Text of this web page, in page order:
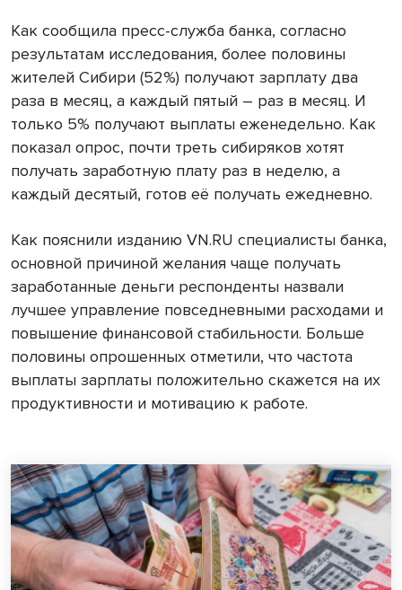
Как сообщила пресс-служба банка, согласно
результатам исследования, более половины
жителей Сибири (52%) получают зарплату два
раза в месяц, а каждый пятый – раз в месяц. И
только 5% получают выплаты еженедельно. Как
показал опрос, почти треть сибиряков хотят
получать заработную плату раз в неделю, а
каждый десятый, готов её получать ежедневно.
Как пояснили изданию VN.RU специалисты банка,
основной причиной желания чаще получать
заработанные деньги респонденты назвали
лучшее управление повседневными расходами и
повышение финансовой стабильности. Больше
половины опрошенных отметили, что частота
выплаты зарплаты положительно скажется на их
продуктивности и мотивацию к работе.